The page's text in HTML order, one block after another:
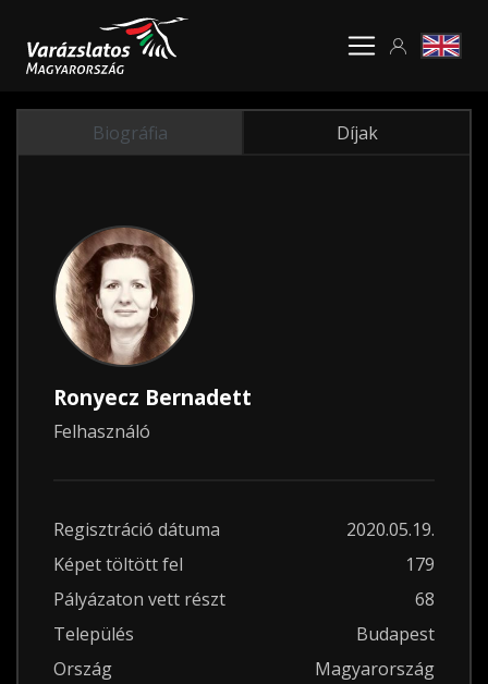
Biográfia Díjak
Ronyecz Bernadett
Felhasználó
Regisztráció dátuma
2020.05.19.
Képet töltött fel
179
Pályázaton vett részt
68
Település
Budapest
Ország
Magyarország